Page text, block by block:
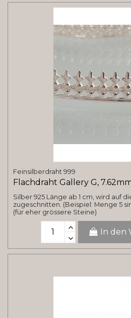
Feinsilberdraht 999
Flachdraht Gallery G,
Silber 925 Länge ab 1 cm, wird auf
zugeschnitten. (Beispiel: Menge 5
(für eher grössere Steine)
In den